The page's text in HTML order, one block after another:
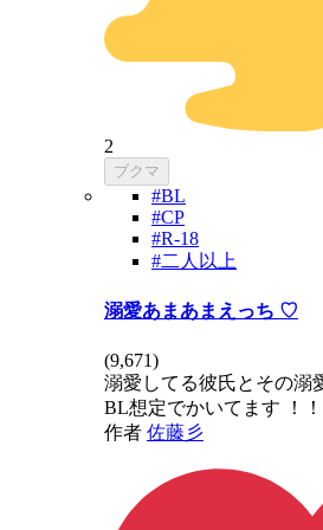
2
ブクマ
#BL
#CP
#R-18
#二人以上
溺愛あまあまえっち ♡
(9,671)
溺愛してる彼氏とその溺
BL想定でかいてます ！！
作者 佐藤彡